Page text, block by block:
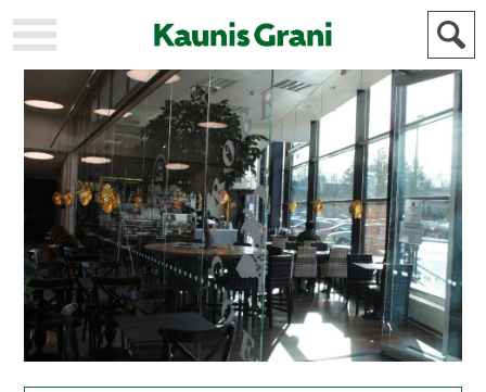
KAUPUNKI
STADEN
AJANKOHTAISTA
AKTUELLT
URHEILU
IDROTT
KULTTUURI
KULTUR
HISTORIA
HISTORIA
YLEINEN
ALLMÄN
MAINOSTAJILLE
FÖR
ANNONSÖRER